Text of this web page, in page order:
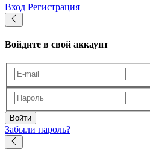
Вход Регистрация
Войдите в свой аккаунт
Войти
Забыли пароль?